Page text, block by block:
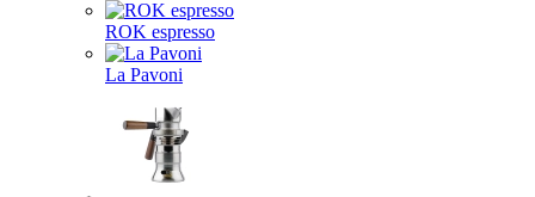
ROK espresso
La Pavoni